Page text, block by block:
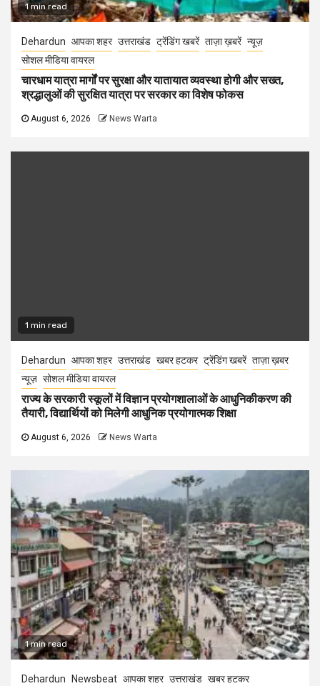
1 min read
Dehardun आपका शहर उत्तराखंड ट्रेंडिंग खबरें ताज़ा ख़बरें न्यूज़
सोशल मीडिया वायरल
चारधाम यात्रा मार्गों पर सुरक्षा और यातायात व्यवस्था होगी और सख्त,
श्रद्धालुओं की सुरक्षित यात्रा पर सरकार का विशेष फोकस
August 6, 2026 News Warta
1 min read
Dehardun आपका शहर उत्तराखंड खबर हटकर ट्रेंडिंग खबरें ताज़ा ख़बर
न्यूज़ सोशल मीडिया वायरल
राज्य के सरकारी स्कूलों में विज्ञान प्रयोगशालाओं के आधुनिकीकरण की
तैयारी, विद्यार्थियों को मिलेगी आधुनिक प्रयोगात्मक शिक्षा
August 6, 2026 News Warta
1 min read
Dehardun Newsbeat आपका शहर उत्तराखंड खबर हटकर